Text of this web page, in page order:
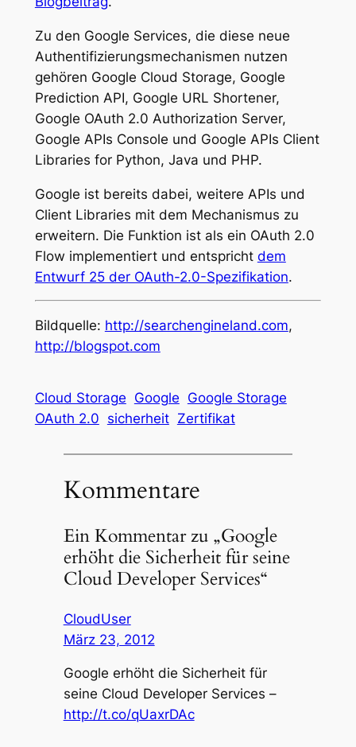
Zu den Google Services, die diese neue
Authentifizierungsmechanismen nutzen
gehören Google Cloud Storage, Google
Prediction API, Google URL Shortener,
Google OAuth 2.0 Authorization Server,
Google APIs Console und Google APIs Client
Libraries for Python, Java und PHP.
Google ist bereits dabei, weitere APIs und
Client Libraries mit dem Mechanismus zu
erweitern. Die Funktion ist als ein OAuth 2.0
Flow implementiert und entspricht dem
Entwurf 25 der OAuth-2.0-Spezifikation.
Bildquelle: http://searchengineland.com,
http://blogspot.com
Cloud Storage Google Google Storage
OAuth 2.0 sicherheit Zertifikat
Kommentare
Ein Kommentar zu „Google
erhöht die Sicherheit für seine
Cloud Developer Services“
CloudUser
März 23, 2012
Google erhöht die Sicherheit für
seine Cloud Developer Services –
http://t.co/qUaxrDAc